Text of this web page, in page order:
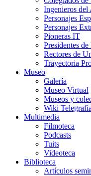
Ingenieros del
Personajes
Personajes
Pioneras IT
Presidentes
Rectores de
Trayectoria
Museo
Galería
Museo Virtual
Museos y
Wiki
Multimedia
Filmoteca
Podcasts
Tuits
Videoteca
Biblioteca
Artículos